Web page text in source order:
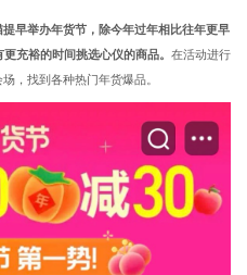
早举办年货节， 除今年过年相比往年更早
充裕的时间挑选心仪的商品。 在活动进行
，找到各种热门年货爆品。